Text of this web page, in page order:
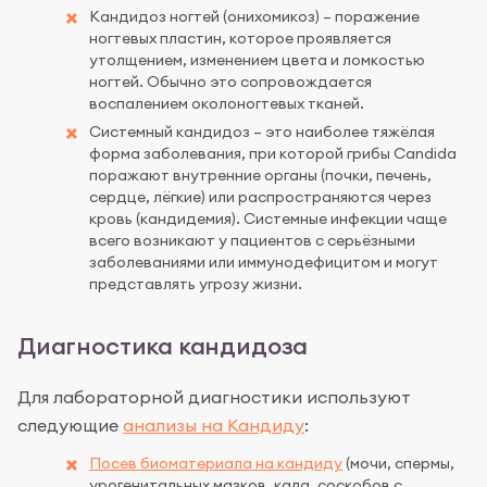
Кандидоз ногтей (онихомикоз) – поражение
ногтевых пластин, которое проявляется
утолщением, изменением цвета и ломкостью
ногтей. Обычно это сопровождается
воспалением околоногтевых тканей.
Системный кандидоз – это наиболее тяжёлая
форма заболевания, при которой грибы Candida
поражают внутренние органы (почки, печень,
сердце, лёгкие) или распространяются через
кровь (кандидемия). Системные инфекции чаще
всего возникают у пациентов с серьёзными
заболеваниями или иммунодефицитом и могут
представлять угрозу жизни.
Диагностика кандидоза
Для лабораторной диагностики используют
следующие анализы на Кандиду:
Посев биоматериала на кандиду(мочи, спермы,